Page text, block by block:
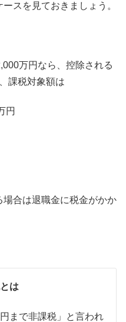
スを見ておきましょう。
万円なら、控除される
課税対象額は
円
合は退職金に税金がかか
は
まで非課税」と言われ